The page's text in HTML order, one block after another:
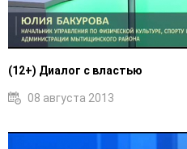
(12+) Диалог с властью
08 августа 2013